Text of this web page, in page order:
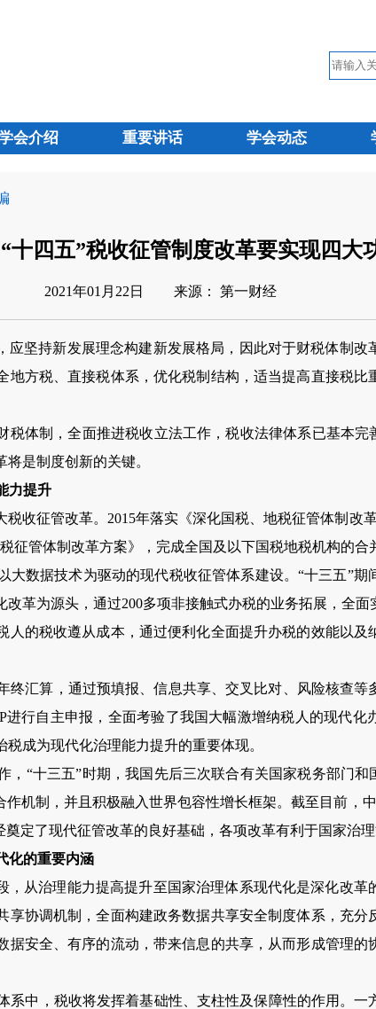
会介绍 重要讲话 学会动态
十四五”税收征管制度改革要实现四大
2021年01月22日 来源： 第一财经
应坚持新发展理念构建新发展格局，因此对于财税体制改
地方税、直接税体系，优化税制结构，适当提高直接税比
税体制，全面推进税收立法工作，税收法律体系已基本完
是制度创新的关键。
力提升
收征管改革。 2015年落实《深化国税、地税征管体制改
征管体制改革方案》，完成全国及以下国税地税机构的合
大数据技术为驱动的现代税收征管体系建设。“十三五”期
改革为源头，通过200多项非接触式办税的业务拓展，全
人的税收遵从成本，通过便利化全面提升办税的效能以及
终汇算，通过预填报、信息共享、交叉比对、风险核查等
进行自主申报，全面考验了我国大幅激增纳税人的现代化
成为现代化治理能力提升的重要体现。
，“十三五”时期，我国先后三次联合有关国家税务部门和
作机制，并且积极融入世界包容性增长框架。截至目前，
定了现代征管改革的良好基础，各项改革有利于国家治理
化的重要内涵
，从治理能力提高提升至国家治理体系现代化是深化改革
享协调机制，全面构建政务数据共享安全制度体系，充分
据安全、有序的流动，带来信息的共享，从而形成管理的
系中，税收将发挥着基础性、支柱性及保障性的作用。一